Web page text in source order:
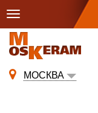
МОСКВА